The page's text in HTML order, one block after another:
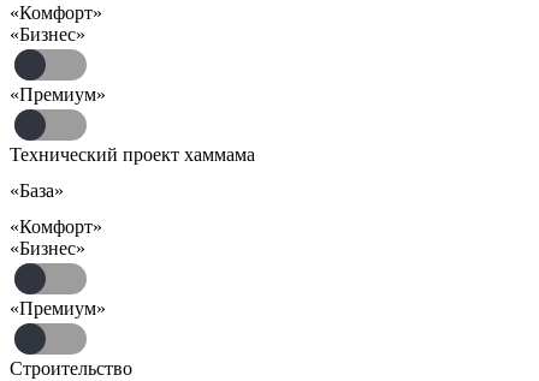
«Комфорт»
«Бизнес»
«Премиум»
Технический проект хаммама
«База»
«Комфорт»
«Бизнес»
«Премиум»
Строительство